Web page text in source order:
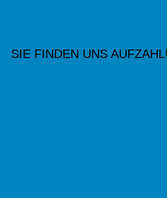
SIE FINDEN UNS AUF